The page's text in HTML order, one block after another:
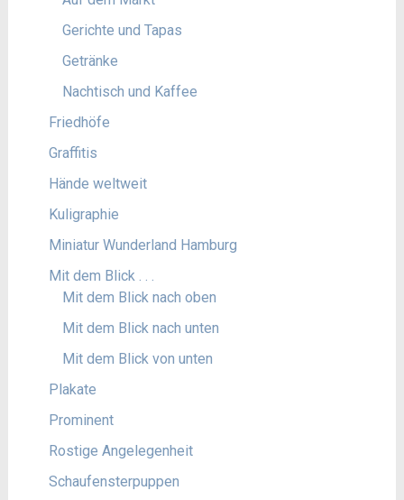
Gerichte und Tapas
Getränke
Nachtisch und Kaffee
Friedhöfe
Graffitis
Hände weltweit
Kuligraphie
Miniatur Wunderland Hamburg
Mit dem Blick . . .
Mit dem Blick nach oben
Mit dem Blick nach unten
Mit dem Blick von unten
Plakate
Prominent
Rostige Angelegenheit
Schaufensterpuppen